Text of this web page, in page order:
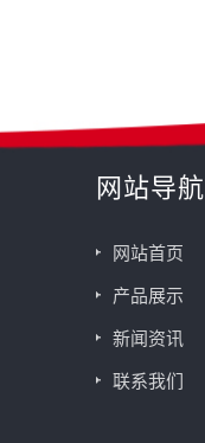
网站导航
网站首页
产品展示
新闻资讯
联系我们